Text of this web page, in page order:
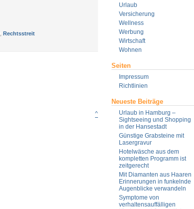
Urlaub
Versicherung
Wellness
Werbung
Wirtschaft
Wohnen
Seiten
Impressum
Richtlinien
Neueste Beiträge
Urlaub in Hamburg –
Sightseeing und Shopping
in der Hansestadt
Günstige Grabsteine mit
Lasergravur
Hotelwäsche aus dem
kompletten Programm ist
zeitgerecht
Mit Diamanten aus Haaren
Erinnerungen in funkelnde
Augenblicke verwandeln
Symptome von
verhaltensauffälligen
Rechtsstreit
^